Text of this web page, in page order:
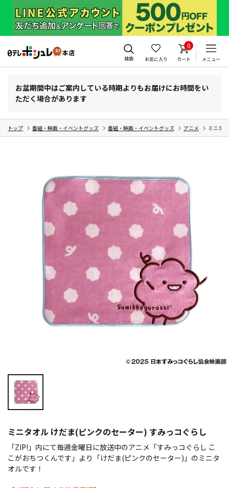
検索 お気に入り
0
カート メニュー
お盆期間中はご案内している時期よりもお届けにお時間をい
ただく場合があります
トップ 番組・映画・イベントグッズ 番組・映画・イベントグッズ アニメ ミニタ
ミニタオル けだま(ピンクのセーター) すみっコぐらし
「ZIP!」内にて毎週金曜日に放送中のアニメ「すみっコぐらし こ
こがおちつくんです」より「けだま(ピンクのセーター)」のミニタ
オルです！